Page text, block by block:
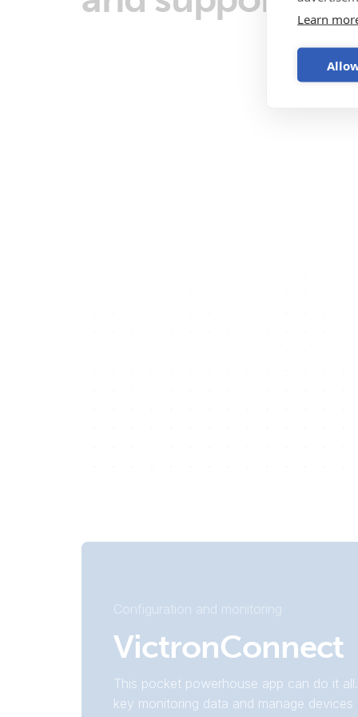
Learn
Configuration and monitoring
VictronConnect
This pocket powerhouse app can do it
key monitoring data and manage devices